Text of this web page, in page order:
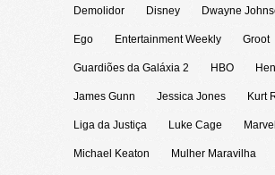
Demolidor Disney Dwayne
Ego Entertainment Weekly Groot
Guardiões da Galáxia 2 HBO
James Gunn Jessica Jones Kurt
Liga da Justiça Luke Cage Marvel
Michael Keaton Mulher Maravilha